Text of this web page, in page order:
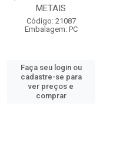
METAIS
Código: 21087
Embalagem: PC
Faça seu login ou
cadastre-se para
ver preços e
comprar